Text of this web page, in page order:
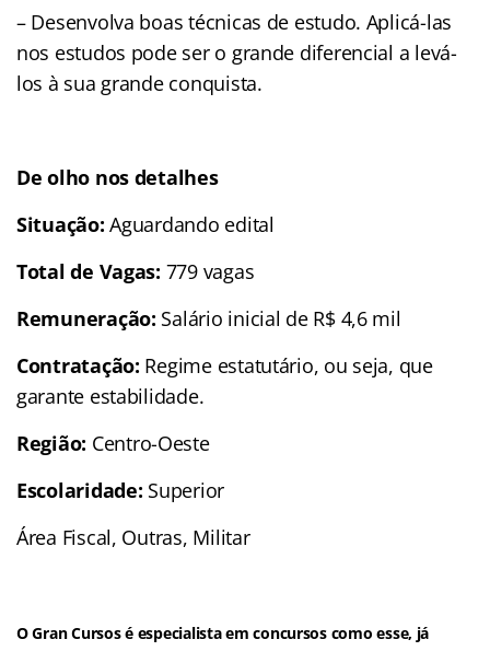
– Desenvolva boas técnicas de estudo. Aplicá-las
nos estudos pode ser o grande diferencial a levá-
los à sua grande conquista.
De olho nos detalhes
Situação: Aguardando edital
Total de Vagas: 779 vagas
Remuneração: Salário inicial de R$ 4,6 mil
Contratação: Regime estatutário, ou seja, que
garante estabilidade.
Região: Centro-Oeste
Escolaridade: Superior
Área Fiscal, Outras, Militar
O Gran Cursos é especialista em concursos como esse, já